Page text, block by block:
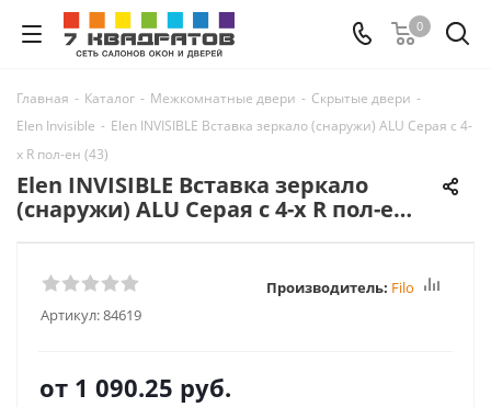
0
Главная - Каталог - Межкомнатные двери - Скрытые двери -
Elen Invisible - Elen INVISIBLE Вставка зеркало (снаружи) ALU Серая с 4-
х R пол-ен (43)
Elen INVISIBLE Вставка зеркало
(снаружи) ALU Серая с 4-х R пол-ен
Артикул:84619
Производитель: FiloMuro
от 1 090.25 руб.